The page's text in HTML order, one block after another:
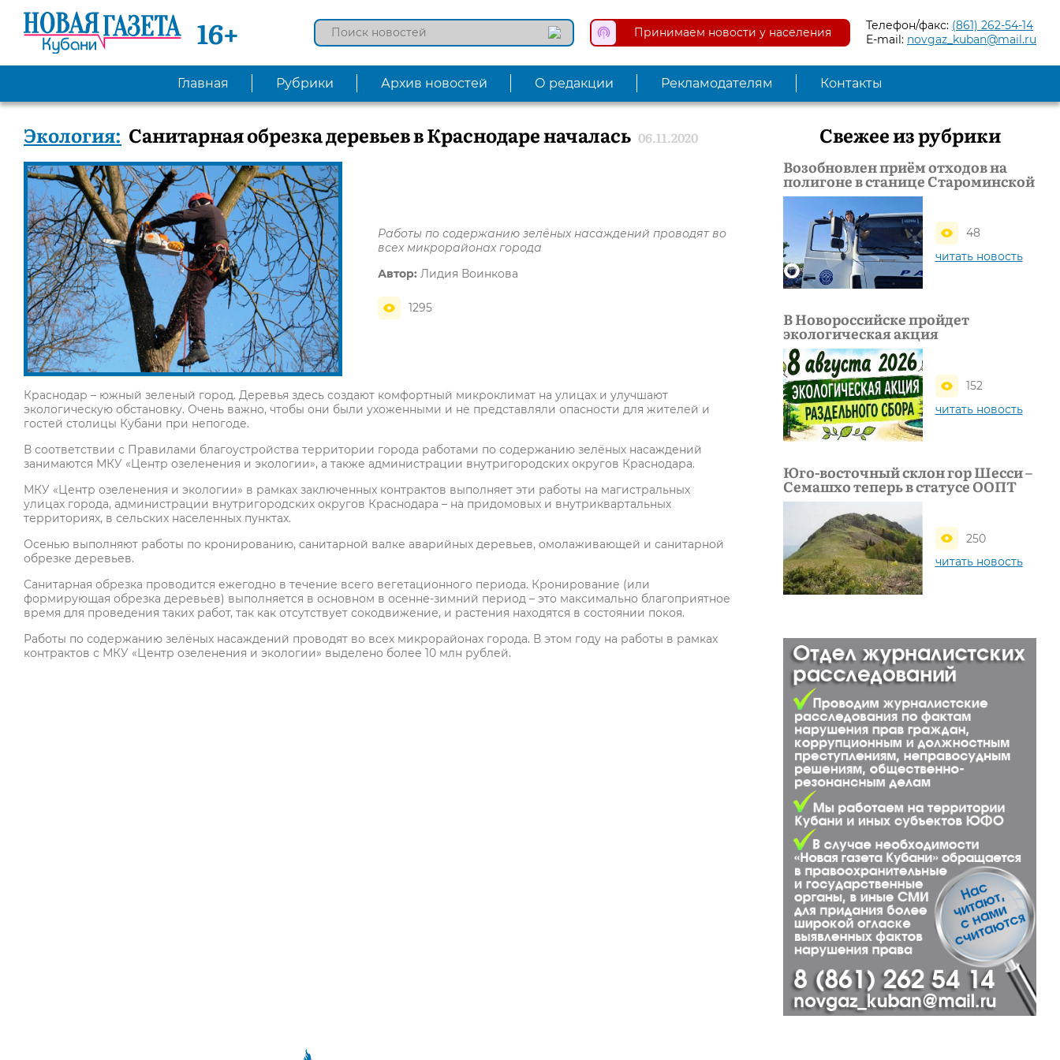
16+ Принимаем новости у населения Телефон/факс: (861) 262-54-14
E-mail: novgaz_kuban@mail.ru
Главная Рубрики Архив новостей О редакции Рекламодателям Контакты
Экология: Санитарная обрезка деревьев в Краснодаре началась 06.11.2020
Работы по содержанию зелёных насаждений проводят во
всех микрорайонах города
Автор: Лидия Воинкова
1295
Краснодар – южный зеленый город. Деревья здесь создают комфортный микроклимат на улицах и улучшают
экологическую обстановку. Очень важно, чтобы они были ухоженными и не представляли опасности для жителей и
гостей столицы Кубани при непогоде.
В соответствии с Правилами благоустройства территории города работами по содержанию зелёных насаждений
занимаются МКУ «Центр озеленения и экологии», а также администрации внутригородских округов Краснодара.
МКУ «Центр озеленения и экологии» в рамках заключенных контрактов выполняет эти работы на магистральных
улицах города, администрации внутригородских округов Краснодара – на придомовых и внутриквартальных
территориях, в сельских населенных пунктах.
Осенью выполняют работы по кронированию, санитарной валке аварийных деревьев, омолаживающей и санитарной
обрезке деревьев.
Санитарная обрезка проводится ежегодно в течение всего вегетационного периода. Кронирование (или
формирующая обрезка деревьев) выполняется в основном в осенне-зимний период – это максимально благоприятное
время для проведения таких работ, так как отсутствует сокодвижение, и растения находятся в состоянии покоя.
Работы по содержанию зелёных насаждений проводят во всех микрорайонах города. В этом году на работы в рамках
контрактов с МКУ «Центр озеленения и экологии» выделено более 10 млн рублей.
Свежее из рубрики
Возобновлен приём отходов на
полигоне в станице Староминской
48
читать новость
В Новороссийске пройдет
экологическая акция
152
читать новость
Юго-восточный склон гор Шесси –
Семашхо теперь в статусе ООПТ
250
читать новость